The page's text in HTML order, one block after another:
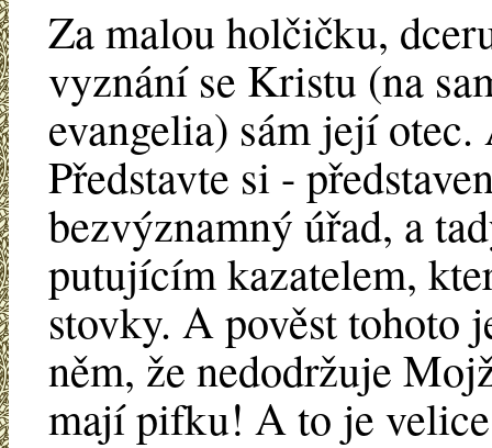
Za malou holčičku,
vyznání se Kristu (na
evangelia) sám její
Představte si -
bezvýznamný úřad, a
putujícím kazatelem,
stovky. A pověst tohoto
něm, že nedodržuje
mají pifku! A to je